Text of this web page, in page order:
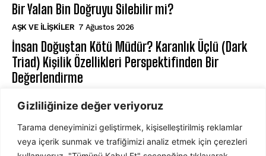
Gizliliğinize değer veriyoruz
Tarama deneyiminizi geliştirmek, kişiselleştirilmiş reklamlar
veya içerik sunmak ve trafiğimizi analiz etmek için çerezleri
Bir Yalan Bin Doğruyu Silebilir mi?
AŞK VE İLIŞKILER 7 Ağustos 2026
İnsan Doğuştan Kötü Müdür? Karanlık Üçlü (Dark
Triad) Kişilik Özellikleri Perspektifinden Bir
Değerlendirme
ABONE OL